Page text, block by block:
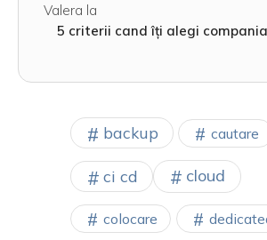
Valera la
5 criterii cand îți alegi
backup cautare
ci cd cloud
colocare